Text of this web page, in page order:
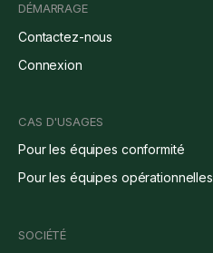
DÉMARRAGE
Contactez-nous
Connexion
CAS D'USAGES
Pour les équipes conformité
Pour les équipes opérationnelles
SOCIÉTÉ